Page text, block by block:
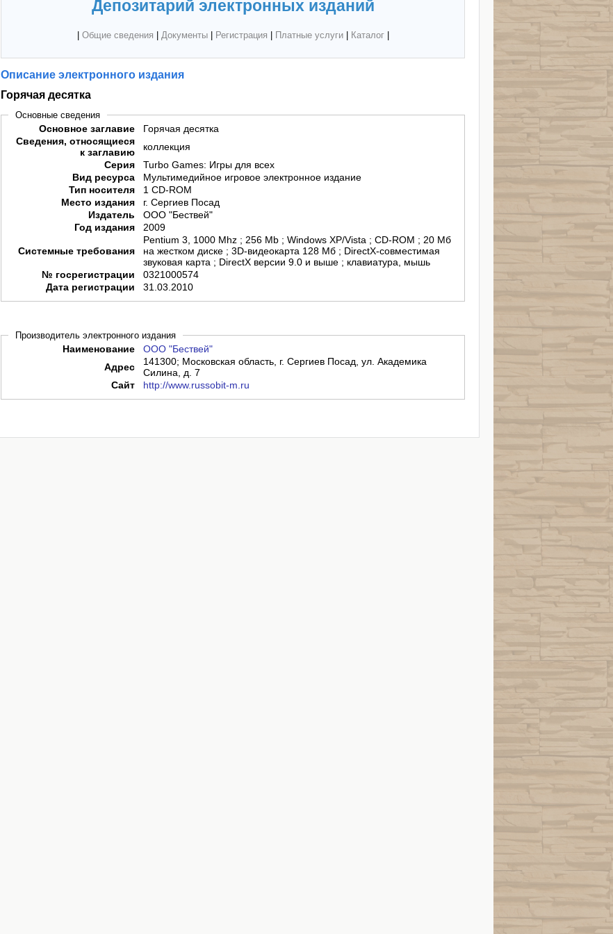
Депозитарий электронных изданий
Общие сведения Документы| Регистрация Платные услуги| Каталог|
Описание электронного издания
Горячая десятка
Основные сведения
Основное заглавие
Горячая десятка
Сведения, относящиеся
к заглавию
коллекция
Серия
Turbo Games: Игры для всех
Вид ресурса
Мультимедийное игровое электронное издание
Тип носителя
1 CD-ROM
Место издания
г. Сергиев Посад
Издатель
ООО "Бествей"
Год издания
2009
Системные требования
Pentium 3, 1000 Mhz ; 256 Mb ; Windows XP/Vista ; CD-ROM ; 20 Мб
на жестком диске ; 3D-видеокарта 128 Мб ; DirectX-совместимая
звуковая карта ; DirectX версии 9.0 и выше ; клавиатура, мышь
№ госрегистрации
0321000574
Дата регистрации
31.03.2010
Производитель электронного издания
Наименование
ООО "Бествей"
Адрес
141300; Московская область, г. Сергиев Посад, ул. Академика
Силина, д. 7
Сайт
http://www.russobit-m.ru